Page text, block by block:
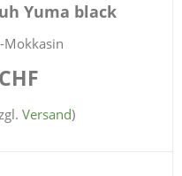
Yuma black
Mokkasin
Versand)